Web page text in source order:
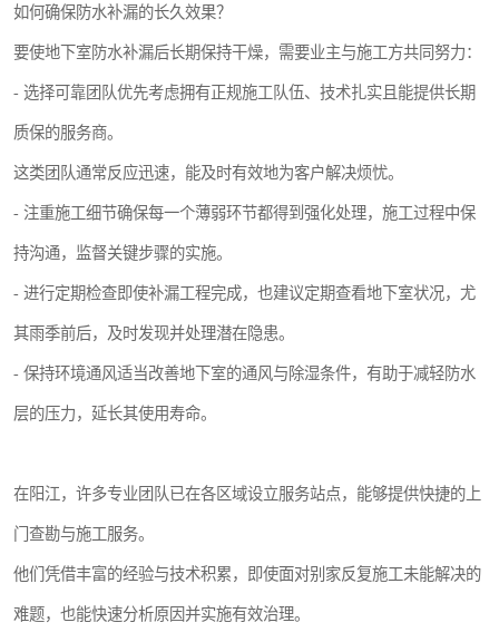
如何确保防水补漏的长久效果？
要使地下室防水补漏后长期保持干燥，需要业主与施工方共同努力：
- 选择可靠团队优先考虑拥有正规施工队伍、技术扎实且能提供长期
质保的服务商。
这类团队通常反应迅速，能及时有效地为客户解决烦忧。
- 注重施工细节确保每一个薄弱环节都得到强化处理，施工过程中保
持沟通，监督关键步骤的实施。
- 进行定期检查即使补漏工程完成，也建议定期查看地下室状况，尤
其雨季前后，及时发现并处理潜在隐患。
- 保持环境通风适当改善地下室的通风与除湿条件，有助于减轻防水
层的压力，延长其使用寿命。
在阳江，许多专业团队已在各区域设立服务站点，能够提供快捷的上
门查勘与施工服务。
他们凭借丰富的经验与技术积累，即使面对别家反复施工未能解决的
难题，也能快速分析原因并实施有效治理。